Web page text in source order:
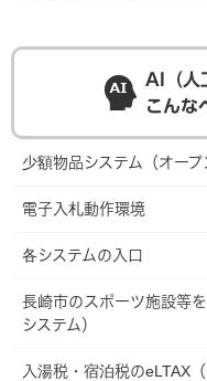
AI（人
こんな
少額物品システム（オー
電子入札動作環境
各システムの入口
長崎市のスポーツ施設等
システム）
入湯税・宿泊税のeLTAX